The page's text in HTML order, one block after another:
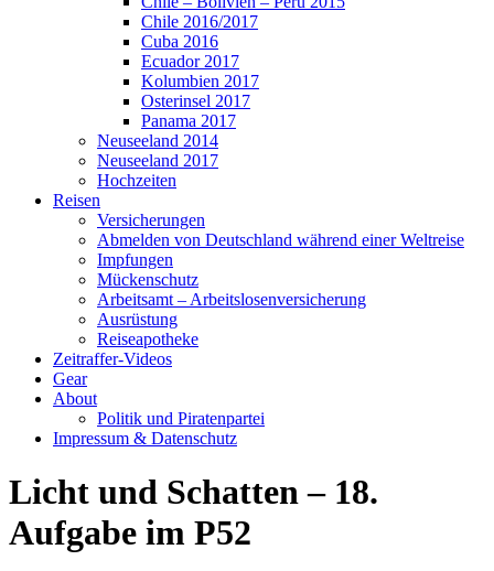
Chile 2016/2017
Cuba 2016
Ecuador 2017
Kolumbien 2017
Osterinsel 2017
Panama 2017
Neuseeland 2014
Neuseeland 2017
Hochzeiten
Reisen
Versicherungen
Abmelden von Deutschland während einer Weltreise
Impfungen
Mückenschutz
Arbeitsamt – Arbeitslosenversicherung
Ausrüstung
Reiseapotheke
Zeitraffer-Videos
Gear
About
Politik und Piratenpartei
Impressum & Datenschutz
Licht und Schatten – 18.
Aufgabe im P52